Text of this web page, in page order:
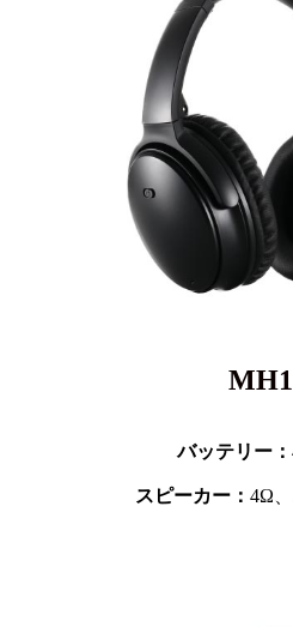
バッテリー：
スピーカー： 4Ω